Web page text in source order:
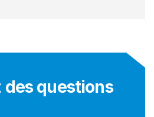
des questions